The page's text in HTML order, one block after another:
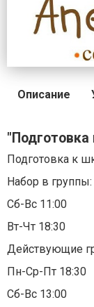
Описание
Подготовка к
Набор в группы:
Сб-Вс 11:00
Вт-Чт 18:30
Действующие
Пн-Ср-Пт 18:30
Сб-Вс 13:00